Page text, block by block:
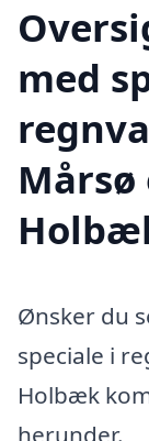
med
Ønsker du
speciale i
Holbæk
herunder.